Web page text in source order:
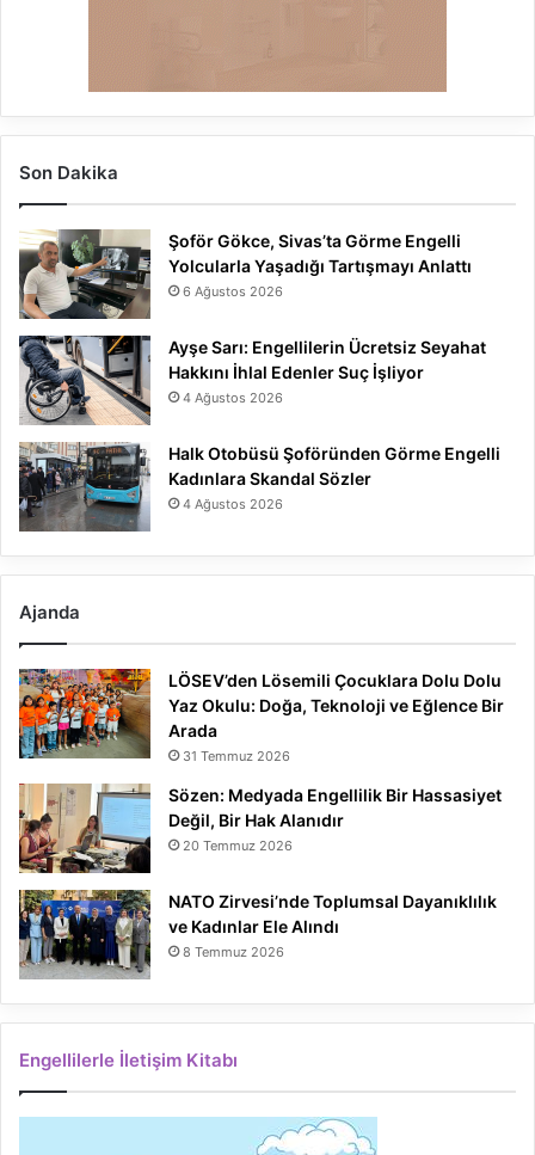
Son Dakika
Şoför Gökce, Sivas’ta Görme Engelli
Yolcularla Yaşadığı Tartışmayı Anlattı
6 Ağustos 2026
Ayşe Sarı: Engellilerin Ücretsiz Seyahat
Hakkını İhlal Edenler Suç İşliyor
4 Ağustos 2026
Halk Otobüsü Şoföründen Görme Engelli
Kadınlara Skandal Sözler
4 Ağustos 2026
Ajanda
LÖSEV’den Lösemili Çocuklara Dolu Dolu
Yaz Okulu: Doğa, Teknoloji ve Eğlence Bir
Arada
31 Temmuz 2026
Sözen: Medyada Engellilik Bir Hassasiyet
Değil, Bir Hak Alanıdır
20 Temmuz 2026
NATO Zirvesi’nde Toplumsal Dayanıklılık
ve Kadınlar Ele Alındı
8 Temmuz 2026
Engellilerle İletişim Kitabı